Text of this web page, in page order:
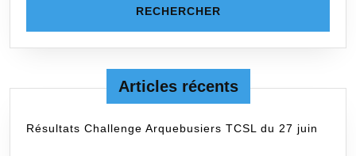
Articles récents
Résultats Challenge Arquebusiers TCSL du 27 juin